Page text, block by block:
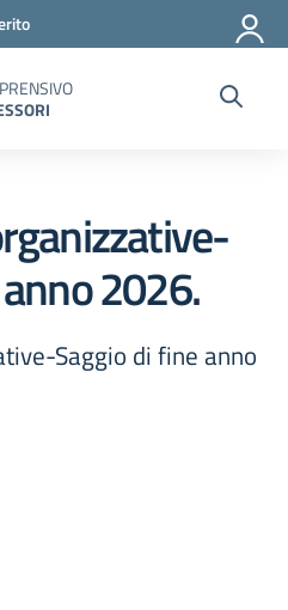
2026.
Saggio di fine anno